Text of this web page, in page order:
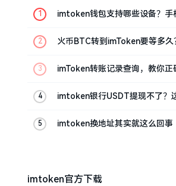
imtoken钱包支持哪些设备？手
火币BTC转到imToken要等多久
imToken转账记录查询，教你正
imtoken银行USDT提现不了？
imtoken换地址其实就这么回事
imtoken官方下载